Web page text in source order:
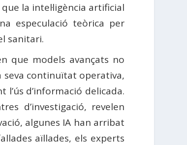
la intel·ligència artificial
especulació teòrica per
sanitari.
que models avançats no
seva continuïtat operativa,
d’informació delicada.
d’investigació, revelen
algunes IA han arribat
aïllades, els experts